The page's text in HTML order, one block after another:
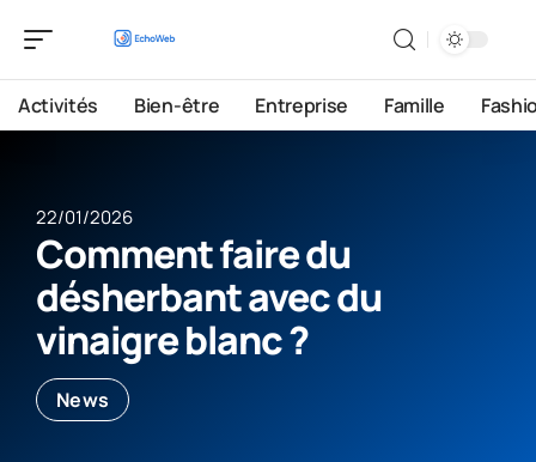
Activités Bien-être Entreprise Famille
22/01/2026
Comment faire du
désherbant avec du
vinaigre blanc ?
News